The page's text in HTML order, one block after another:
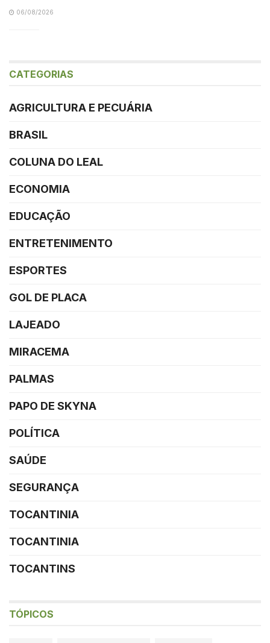
06/08/2026
CATEGORIAS
AGRICULTURA E PECUÁRIA
BRASIL
COLUNA DO LEAL
ECONOMIA
EDUCAÇÃO
ENTRETENIMENTO
ESPORTES
GOL DE PLACA
LAJEADO
MIRACEMA
PALMAS
PAPO DE SKYNA
POLÍTICA
SAÚDE
SEGURANÇA
TOCANTINIA
TOCANTINIA
TOCANTINS
TÓPICOS